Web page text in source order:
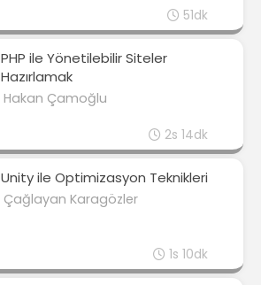
51dk
PHP ile Yönetilebilir Siteler
Hazırlamak
Hakan Çamoğlu
2s 14dk
Unity ile Optimizasyon Teknikleri
Çağlayan Karagözler
1s 10dk